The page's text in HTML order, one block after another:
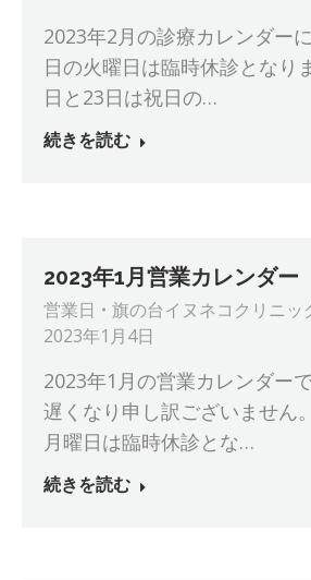
2023年2月の診療カレンダー
日の火曜日は臨時休診となり
日と23日は祝日の…
続きを読む
2023年1月営業カレンダー
営業日 旗の台イヌネコクリニッ
2023年1月4日
2023年1月の営業カレンダー
遅くなり申し訳ございません
月曜日は臨時休診とな…
続きを読む